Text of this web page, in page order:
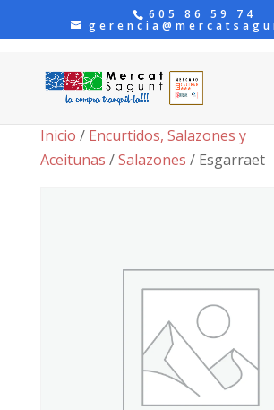
605 86 59 74
Inicio / Encurtidos, Salazones y
Aceitunas /Salazones / Esgarraet